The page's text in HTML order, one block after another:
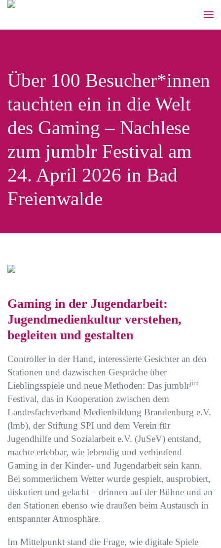
Über 100 Besucher*innen
tauchten ein in die Welt
des Gaming – Nachlese
zum jumblr Festival am
24. April 2026 in Bad
Freienwalde
Gaming in der Jugendarbeit:
Jugendmedienkultur verstehen,
begleiten und gestalten
Controller in der Hand, interessierte Gesichter an den
Stationen und dazwischen Gespräche über
Lieblingsspiele und neue Methoden: Das jumblrjim
Festival, das in Kooperation zwischen dem
Landesfachverband Medienbildung Brandenburg e.V.
(lmb), der Stiftung SPI und dem Verein für
Jugendhilfe und Sozialarbeit e.V. (JuSeV) entstand,
machte erlebbar, wie lebendig und verbindend
Gaming in der Kinder- und Jugendarbeit sein kann.
Bei sommerlichem Wetter wurde gespielt, ausprobiert,
diskutiert und gelacht – drinnen auf der Bühne und an
den Stationen ebenso wie draußen beim Austausch in
entspannter Atmosphäre.
Im Mittelpunkt stand die Frage, wie digitale Spiele